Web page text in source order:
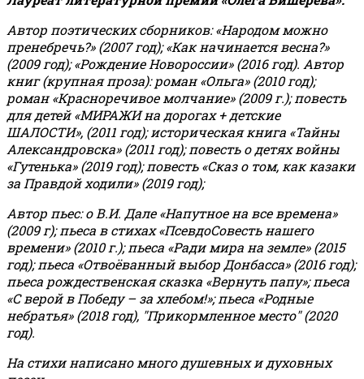
Автор поэтических сборников: «Народом можно
пренебречь?» (2007 год); «Как начинается весна?»
(2009 год); «Рождение Новороссии» (2016 год). Автор
книг (крупная проза): роман «Ольга» (2010 год);
роман «Красноречивое молчание» (2009 г.); повесть
для детей «МИРАЖИ на дорогах + детские
ШАЛОСТИ», (2011 год); историческая книга «Тайны
Александровска» (2011 год); повесть о детях войны
«Гутенька» (2019 год); повесть «Сказ о том, как казаки
за Правдой ходили» (2019 год);
Автор пьес: о В.И. Дале «Напутное на все времена»
(2009 г); пьеса в стихах «ПсевдоСовесть нашего
времени» (2010 г.); пьеса «Ради мира на земле» (2015
год); пьеса «Отвоёванный выбор Донбасса» (2016 год);
пьеса рождественская сказка «Вернуть папу»; пьеса
«С верой в Победу – за хлебом!»;пьеса «Родные
небратья» (2018 год), "Прикормленное место" (2020
год).
На стихи написано много душевных и духовных